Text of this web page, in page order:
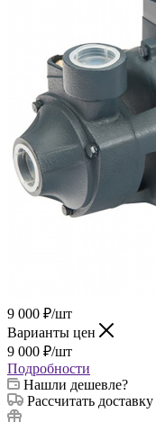
9 000 ₽/шт
Варианты цен
9 000 ₽/шт
Подробности
Нашли дешевле?
Рассчитать доставку